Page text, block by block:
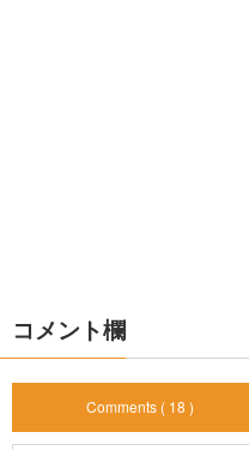
コメント欄
Comments ( 18 )